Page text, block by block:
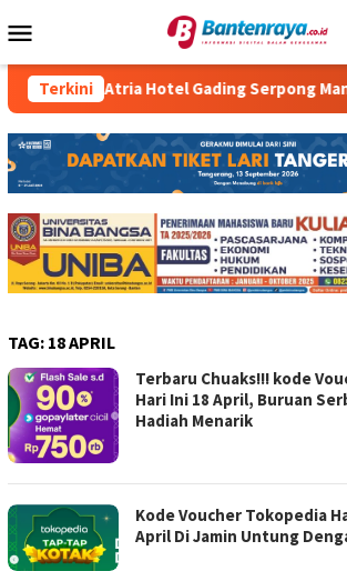
ke
Mobile
TerkiniAtria Hotel Gading Serpong
TAG: 18 APRIL
Terbaru Chuaks!!! kode
Hari Ini 18 April, Buruan
Hadiah Menarik
Kode Voucher Tokopedia
April Di Jamin Untung